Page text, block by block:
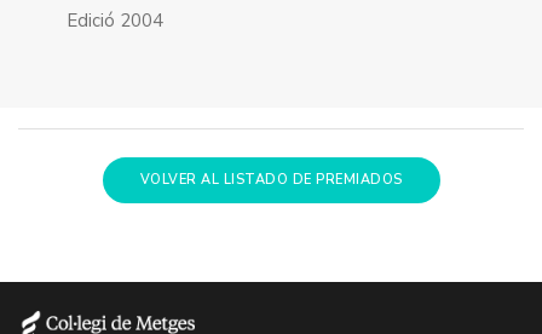
Edició 2004
VOLVER AL LISTADO DE PREMIADOS